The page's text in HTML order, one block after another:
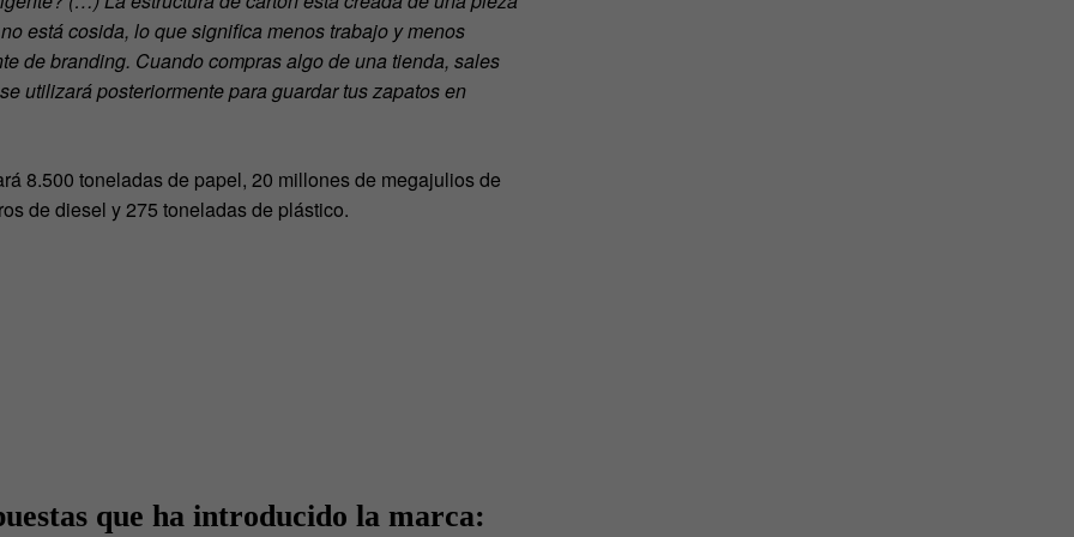
está cosida, lo que significa menos trabajo y menos
de branding. Cuando compras algo de una tienda, sales
utilizará posteriormente para guardar tus zapatos en
8.500 toneladas de papel, 20 millones de megajulios de
de diesel y 275 toneladas de plástico.
que ha introducido la marca: